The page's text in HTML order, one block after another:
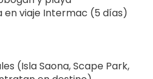
en viaje Intermac (5 días)
(Isla Saona, Scape Park,